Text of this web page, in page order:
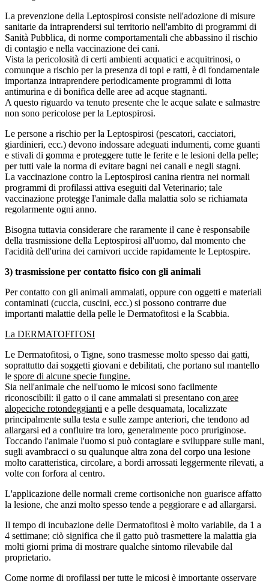
La prevenzione della Leptospirosi consiste nell'adozione di misure
sanitarie da intraprendersi sul territorio nell'ambito di programmi di
Sanità Pubblica, di norme comportamentali che abbassino il rischio
di contagio e nella vaccinazione dei cani.
Vista la pericolosità di certi ambienti acquatici e acquitrinosi, o
comunque a rischio per la presenza di topi e ratti, è di fondamentale
importanza intraprendere periodicamente programmi di lotta
antimurina e di bonifica delle aree ad acque stagnanti.
A questo riguardo va tenuto presente che le acque salate e salmastre
non sono pericolose per la Leptospirosi.
Le persone a rischio per la Leptospirosi (pescatori, cacciatori,
giardinieri, ecc.) devono indossare adeguati indumenti, come guanti
e stivali di gomma e proteggere tutte le ferite e le lesioni della pelle;
per tutti vale la norma di evitare bagni nei canali e negli stagni.
La vaccinazione contro la Leptospirosi canina rientra nei normali
programmi di profilassi attiva eseguiti dal Veterinario; tale
vaccinazione protegge l'animale dalla malattia solo se richiamata
regolarmente ogni anno.
Bisogna tuttavia considerare che raramente il cane è responsabile
della trasmissione della Leptospirosi all'uomo, dal momento che
l'acidità dell'urina dei carnivori uccide rapidamente le Leptospire.
3) trasmissione per contatto fisico con gli animali
Per contatto con gli animali ammalati, oppure con oggetti e materiali
contaminati (cuccia, cuscini, ecc.) si possono contrarre due
importanti malattie della pelle le Dermatofitosi e la Scabbia.
La DERMATOFITOSI
Le Dermatofitosi, o Tigne, sono trasmesse molto spesso dai gatti,
soprattutto dai soggetti giovani e debilitati, che portano sul mantello
le spore di alcune specie fungine.
Sia nell'animale che nell'uomo le micosi sono facilmente
riconoscibili: il gatto o il cane ammalati si presentano con aree
alopeciche rotondeggianti e a pelle desquamata, localizzate
principalmente sulla testa e sulle zampe anteriori, che tendono ad
allargarsi ed a confluire tra loro, generalmente poco pruriginose.
Toccando l'animale l'uomo si può contagiare e sviluppare sulle mani,
sugli avambracci o su qualunque altra zona del corpo una lesione
molto caratteristica, circolare, a bordi arrossati leggermente rilevati, a
volte con forfora al centro.
L'applicazione delle normali creme cortisoniche non guarisce affatto
la lesione, che anzi molto spesso tende a peggiorare e ad allargarsi.
Il tempo di incubazione delle Dermatofitosi è molto variabile, da 1 a
4 settimane; ciò significa che il gatto può trasmettere la malattia gia
molti giorni prima di mostrare qualche sintomo rilevabile dal
proprietario.
Come norme di profilassi per tutte le micosi è importante osservare